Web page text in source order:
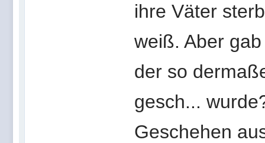
ihre Väter
weiß. Aber
der so
gesch...
Geschehen